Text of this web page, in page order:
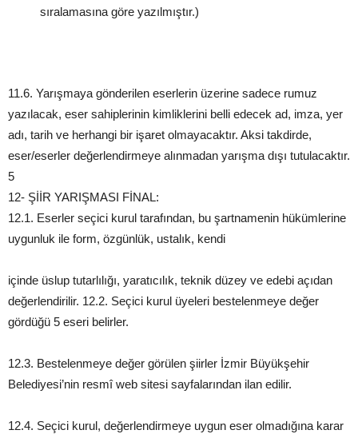
sıralamasına göre yazılmıştır.)
11.6. Yarışmaya gönderilen eserlerin üzerine sadece rumuz
yazılacak, eser sahiplerinin kimliklerini belli edecek ad, imza, yer
adı, tarih ve herhangi bir işaret olmayacaktır. Aksi takdirde,
eser/eserler değerlendirmeye alınmadan yarışma dışı tutulacaktır.
5
12- ŞİİR YARIŞMASI FİNAL:
12.1. Eserler seçici kurul tarafından, bu şartnamenin hükümlerine
uygunluk ile form, özgünlük, ustalık, kendi
içinde üslup tutarlılığı, yaratıcılık, teknik düzey ve edebi açıdan
değerlendirilir. 12.2. Seçici kurul üyeleri bestelenmeye değer
gördüğü 5 eseri belirler.
12.3. Bestelenmeye değer görülen şiirler İzmir Büyükşehir
Belediyesi’nin resmî web sitesi sayfalarından ilan edilir.
12.4. Seçici kurul, değerlendirmeye uygun eser olmadığına karar